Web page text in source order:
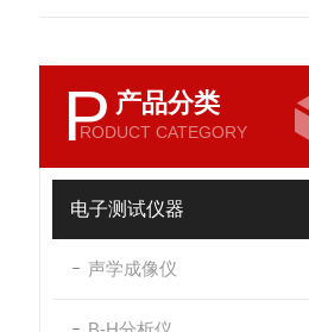
P 产品分类
RODUCT CATEGORY
电子测试仪器
声学成像仪